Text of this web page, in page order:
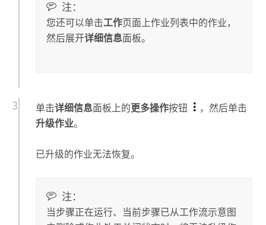
注：
您还可以单击工作页面上作业列表中的作业，
然后展开详细信息面板。
单击详细信息面板上的更多操作按钮
，然后单击
升级作业。
已升级的作业无法恢复。
注：
当步骤正在运行、当前步骤已从工作流示意图